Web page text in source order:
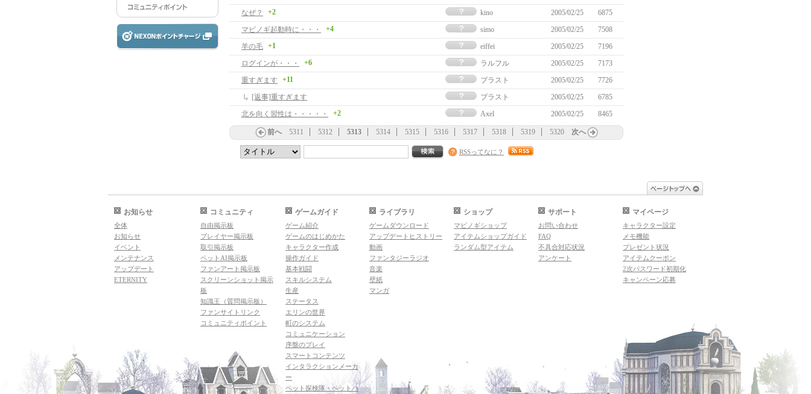
なぜ？
+2 kino 2005/02/25
6875
マビノギ起動時に・・・
+4 simo 2005/02/25
7508
羊の毛 +1 eiffei 2005/02/25
7196
ログインが・・・
+6 ラルフル 2005/02/25
7173
重すぎます
+11 ブラスト 2005/02/25
7726
[返事]重すぎます
ブラスト 2005/02/25
6785
北を向く習性は・・・・・
+2 Axel 2005/02/25 8465
前へ 5311 5312 5313 5314 5315 5316 5317 5318 5319 5320 次へ
RSSってなに？
お知らせ
全体
お知らせ
イベント
メンテナンス
アップデート
ETERNITY
コミュニティ
自由掲示板
プレイヤー掲示板
取引掲示板
ペットAI掲示板
ファンアート掲示板
スクリーンショット掲示
板
知識王（質問掲示板）
ファンサイトリンク
コミュニティポイント
ゲームガイド
ゲーム紹介
ゲームのはじめかた
キャラクター作成
操作ガイド
基本戦闘
スキルシステム
生産
ステータス
エリンの世界
町のシステム
コミュニケーション
序盤のプレイ
スマートコンテンツ
インタラクションメーカ
ー
ペット探検隊・ペットハ
ライブラリ
ゲームダウンロード
アップデートヒストリー
動画
ファンタジーラジオ
音楽
壁紙
マンガ
ショップ
マビノギショップ
アイテムショップガイド
ランダム型アイテム
サポート
お問い合わせ
FAQ
不具合対応状況
アンケート
マイページ
キャラクター設定
メモ機能
プレゼント状況
アイテムクーポン
2次パスワード初期化
キャンペーン応募